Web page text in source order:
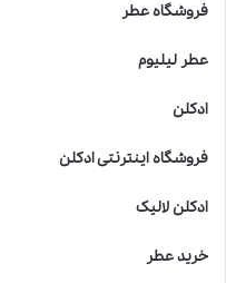
فروشگاه عطر
عطر لیلیوم
ادکلن
فروشگاه اینترنتی ادکلن
ادکلن لالیک
خرید عطر